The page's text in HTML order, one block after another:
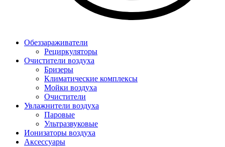
Обеззараживатели
Рециркуляторы
Очистители воздуха
Бризеры
Климатические комплексы
Мойки воздуха
Очистители
Увлажнители воздуха
Паровые
Ультразвуковые
Ионизаторы воздуха
Аксессуары